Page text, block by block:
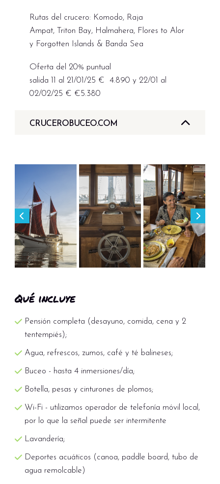
Rutas del crucero: Komodo, Raja
Ampat, Triton Bay, Halmahera, Flores to Alor
y Forgotten Islands & Banda Sea
Oferta del 20% puntual
salida 11 al 21/01/25 € 4.890 y 22/01 al
02/02/25 € €5.380
CRUCEROBUCEO.COM
Próximamente en
CruceroBuceo.com · CICMA 2283
Ver CruceroBuceo.com →
Qué incluye
Pensión completa (desayuno, comida, cena y 2
tentempiés);
Agua, refrescos, zumos, café y té balineses;
Buceo - hasta 4 inmersiones/día;
Botella, pesas y cinturones de plomos;
Wi-Fi - utilizamos operador de telefonía móvil local,
por lo que la señal puede ser intermitente
Lavandería;
Deportes acuáticos (canoa, paddle board, tubo de
agua remolcable)